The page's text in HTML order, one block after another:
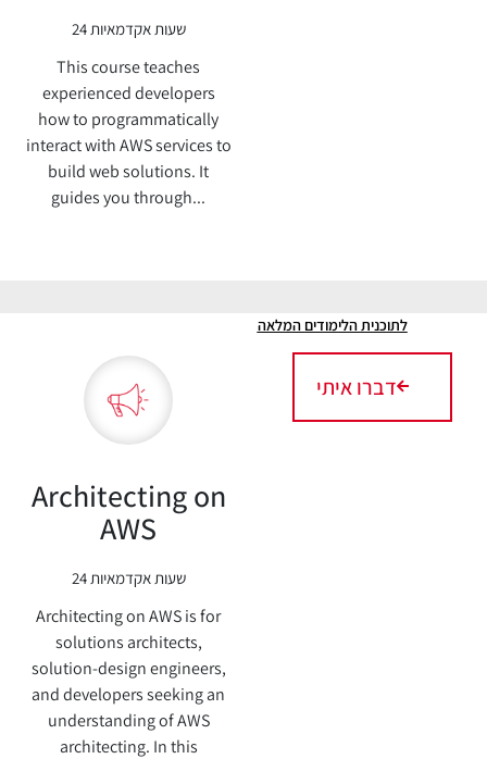
24 שעות אקדמאיות
This course teaches
experienced developers
how to programmatically
interact with AWS services to
build web solutions. It
guides you through...
Architecting on
AWS
24 שעות אקדמאיות
Architecting on AWS is for
solutions architects,
solution-design engineers,
and developers seeking an
understanding of AWS
architecting. In this
לתוכנית הלימודים המלאה
דברו איתי